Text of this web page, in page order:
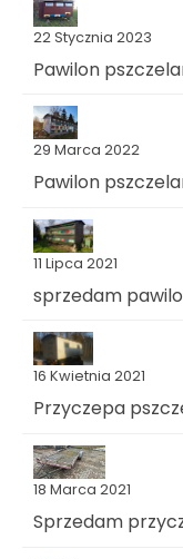
22 Stycznia 2023
Pawilon
29 Marca 2022
Pawilon
11 Lipca 2021
sprzedam
16 Kwietnia 2021
Przyczepa
18 Marca 2021
Sprzedam